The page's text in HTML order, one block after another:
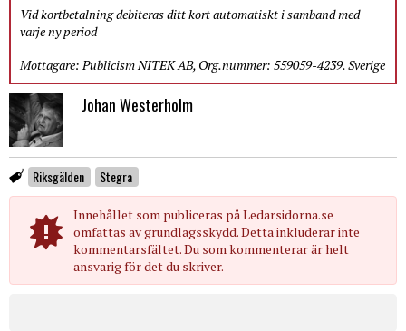
Vid kortbetalning debiteras ditt kort automatiskt i samband med
varje ny period
Mottagare: Publicism NITEK AB, Org.nummer: 559059-4239. Sverige
Johan Westerholm
Riksgälden Stegra
Innehållet som publiceras på Ledarsidorna.se
omfattas av grundlagsskydd. Detta inkluderar inte
kommentarsfältet. Du som kommenterar är helt
ansvarig för det du skriver.